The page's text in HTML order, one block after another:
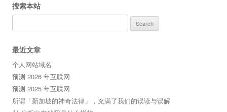
搜索本站
for:
最近文章
个人网站域名
预测 2026 年互联网
预测 2025 年互联网
所谓「新加坡的神奇法律」，充满了我们的误读与误解